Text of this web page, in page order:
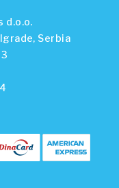
d.o.o.
Serbia